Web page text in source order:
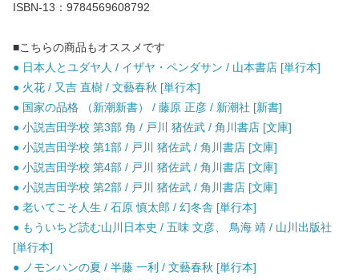
ISBN-13：9784569608792
■こちらの商品もオススメです
● 日本人とユダヤ人 / イザヤ・ペンダサン / 山本書店 [単行本]
● 火花 / 又吉 直樹 / 文藝春秋 [単行本]
● 国家の品格 （新潮新書） / 藤原 正彦 / 新潮社 [新書]
● 小説吉田学校 第3部 角 / 戸川 猪佐武 / 角川書店 [文庫]
● 小説吉田学校 第1部 / 戸川 猪佐武 / 角川書店 [文庫]
● 小説吉田学校 第4部 / 戸川 猪佐武 / 角川書店 [文庫]
● 小説吉田学校 第2部 / 戸川 猪佐武 / 角川書店 [文庫]
● 老いてこそ人生 / 石原 慎太郎 / 幻冬舎 [単行本]
● もういちど読む山川日本史 / 五味 文彦、 鳥海 靖 / 山川出版社
[単行本]
● ノモンハンの夏 / 半藤 一利 / 文藝春秋 [単行本]